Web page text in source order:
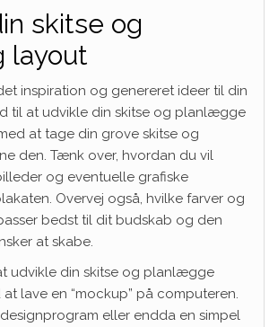
skitse og
layout
inspiration og genereret ideer til din
til at udvikle din skitse og planlægge
at tage din grove skitse og
den. Tænk over, hvordan du vil
og eventuelle grafiske
Overvej også, hvilke farver og
bedst til dit budskab og den
at skabe.
udvikle din skitse og planlægge
lave en “mockup” på computeren.
eller endda en simpel